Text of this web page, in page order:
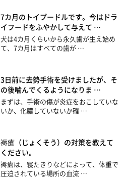
7カ月のトイプードルです。今はドラ
イフードをふやかして与えて …
犬は4カ月くらいから永久歯が生え始め
て、7カ月はすべての歯が …
3日前に去勢手術を受けましたが、そ
の後噛んでくるようになりま …
まずは、手術の傷が炎症をおこしていな
いか、化膿していないか確 …
褥瘡（じょくそう）の対策を教えて
ください。
褥瘡は、寝たきりなどによって、体重で
圧迫されている場所の血流 …